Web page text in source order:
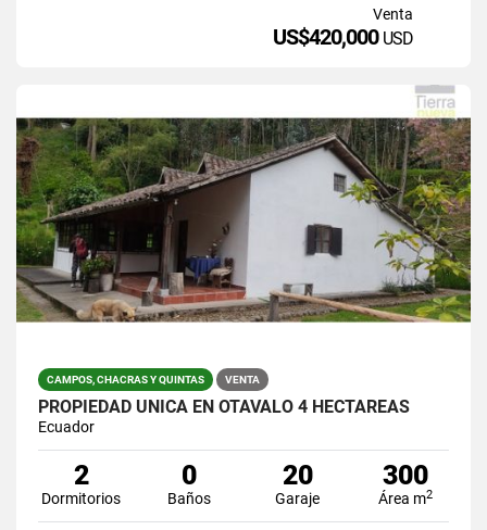
Venta
US$420,000 USD
CAMPOS, CHACRAS Y QUINTAS VENTA
PROPIEDAD UNICA EN OTAVALO 4 HECTAREAS
Ecuador
2
Dormitorios
0
Baños
20
Garaje
300
Área m2